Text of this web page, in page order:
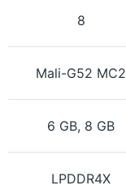
8
Mali-G52 MC2
6 GB, 8 GB
LPDDR4X